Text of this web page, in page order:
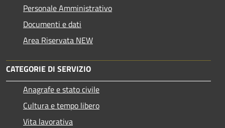
Personale Amministrativo
Documenti e dati
Area Riservata NEW
CATEGORIE DI SERVIZIO
Anagrafe e stato civile
Cultura e tempo libero
Vita lavorativa